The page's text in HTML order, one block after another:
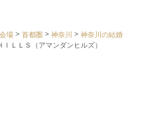
場 首都圏 神奈川
神奈川の結婚
ＩＬＬＳ（アマンダンヒルズ）